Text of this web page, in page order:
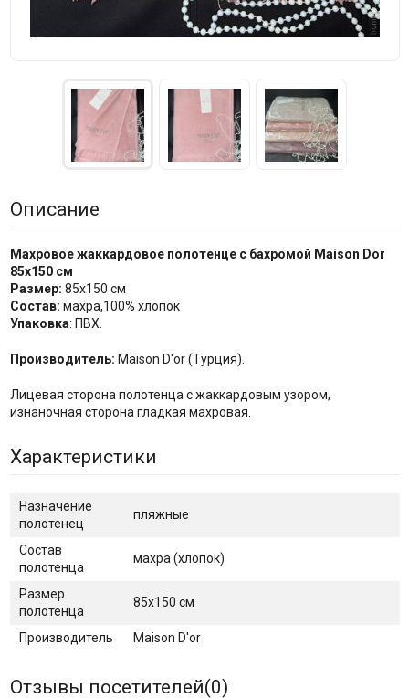
Описание
Махровое жаккардовое полотенце с бахромой Maison Dor
85x150 см
Размер: 85х150 см
Состав: махра,100% хлопок
Упаковка: ПВХ.
Производитель: Maison D'or (Турция).
Лицевая сторона полотенца с жаккардовым узором,
изнаночная сторона гладкая махровая.
Характеристики
Назначение
полотенец
пляжные
Состав
полотенца
махра (хлопок)
Размер
полотенца
85х150 см
Производитель Maison D'or
Отзывы посетителей(0)